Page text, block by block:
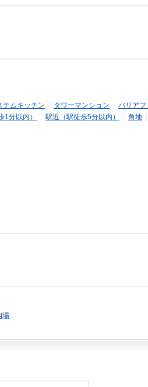
テムキッチン タワーマンション
バリアフ
1分以内） |駅近（駅徒歩5分以内） 角地
場